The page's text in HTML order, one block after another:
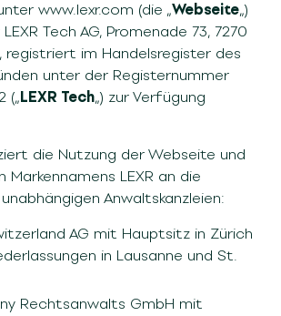
www.lexr.com (die „Webseite„)
Tech AG, Promenade 73, 7270
registriert im Handelsregister des
unter der Registernummer
(„LEXR Tech„) zur Verfügung
die Nutzung der Webseite und
LEXR an die
Anwaltskanzleien:
AG mit Hauptsitz in Zürich
in Lausanne und St.
Rechtsanwalts GmbH mit